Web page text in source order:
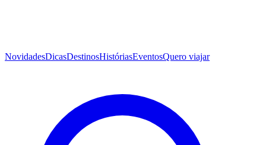
NovidadesDicasDestinosHistóriasEventosQuero viajar